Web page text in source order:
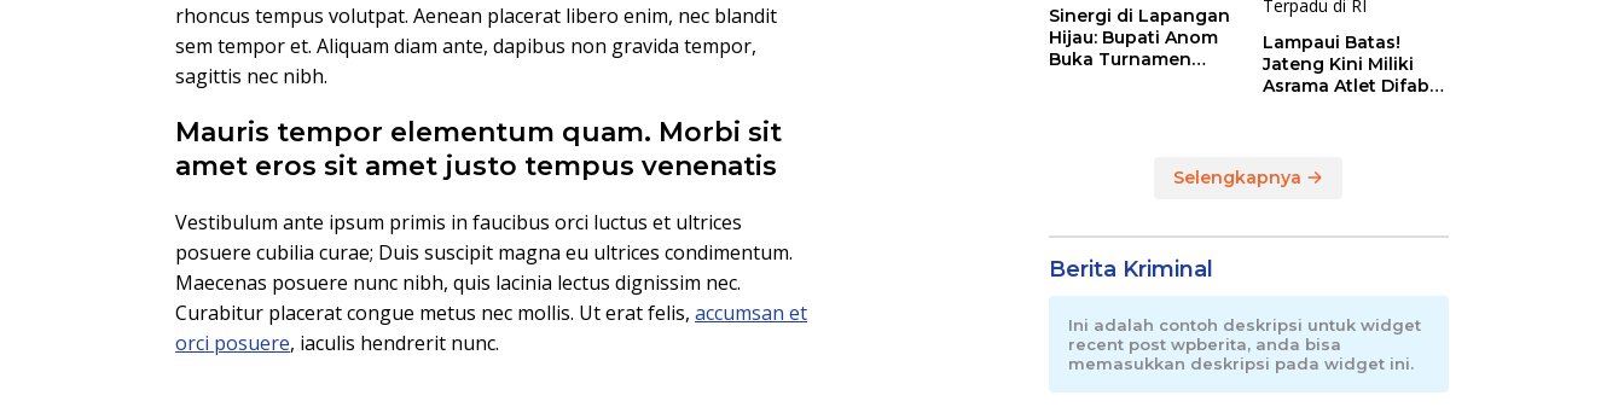
rhoncus tempus volutpat. Aenean placerat libero enim, nec blandit
sem tempor et. Aliquam diam ante, dapibus non gravida tempor,
sagittis nec nibh.
Mauris tempor elementum quam. Morbi sit
amet eros sit amet justo tempus venenatis
Vestibulum ante ipsum primis in faucibus orci luctus et ultrices
posuere cubilia curae; Duis suscipit magna eu ultrices condimentum.
Maecenas posuere nunc nibh, quis lacinia lectus dignissim nec.
Curabitur placerat congue metus nec mollis. Ut erat felis, accumsan et
orci posuere, iaculis hendrerit nunc.
Sinergi di Lapangan
Hijau: Bupati Anom
Buka Turnamen
Lampaui Batas!
Jateng Kini Miliki
Asrama Atlet Difabel
Selengkapnya
Berita Kriminal
Ini adalah contoh deskripsi untuk widget
recent post wpberita, anda bisa
memasukkan deskripsi pada widget ini.